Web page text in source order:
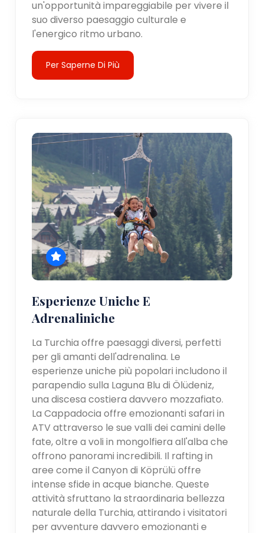
un'opportunità impareggiabile per vivere il
suo diverso paesaggio culturale e
l'energico ritmo urbano.
Per Saperne Di Più
Esperienze Uniche E
Adrenaliniche
La Turchia offre paesaggi diversi, perfetti
per gli amanti dell'adrenalina. Le
esperienze uniche più popolari includono il
parapendio sulla Laguna Blu di Ölüdeniz,
una discesa costiera davvero mozzafiato.
La Cappadocia offre emozionanti safari in
ATV attraverso le sue valli dei camini delle
fate, oltre a voli in mongolfiera all'alba che
offrono panorami incredibili. Il rafting in
aree come il Canyon di Köprülü offre
intense sfide in acque bianche. Queste
attività sfruttano la straordinaria bellezza
naturale della Turchia, attirando i visitatori
per avventure davvero emozionanti e